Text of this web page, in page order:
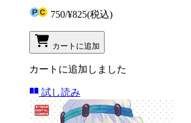
750/¥825(税込)
カートに追加
カートに追加しました
試し読み